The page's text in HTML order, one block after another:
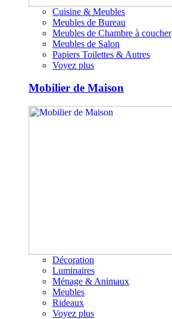
Cuisine & Meubles
Meubles de Bureau
Meubles de Chambre à coucher
Meubles de Salon
Papiers Toilettes & Autres
Voyez plus
Mobilier de Maison
Décoration
Luminaires
Ménage & Animaux
Meubles
Rideaux
Voyez plus